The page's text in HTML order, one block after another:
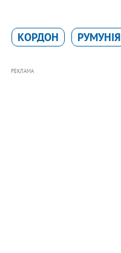
КОРДОН РУМУНІЯ
РЕКЛАМА